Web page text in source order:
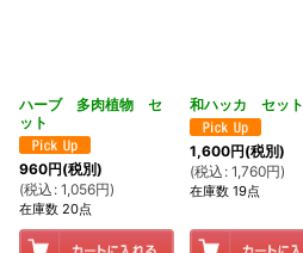
ハーブ 多肉植物 セ
ット
960円(税別)
(税込 : 1,056円)
在庫数 20点
和ハッカ セット
1,600円(税別)
(税込 : 1,760円)
在庫数 19点